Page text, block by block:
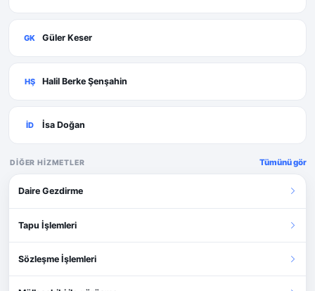
GK Güler Keser
HŞ Halil Berke Şenşahin
İD İsa Doğan
DIĞER HIZMETLER Tümünü gör
Daire Gezdirme
Tapu İşlemleri
Sözleşme İşlemleri